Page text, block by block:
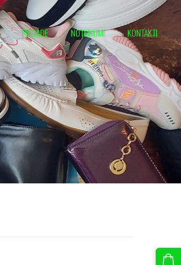
PIEGĀDE NOTEIKUMI KONTAKTI